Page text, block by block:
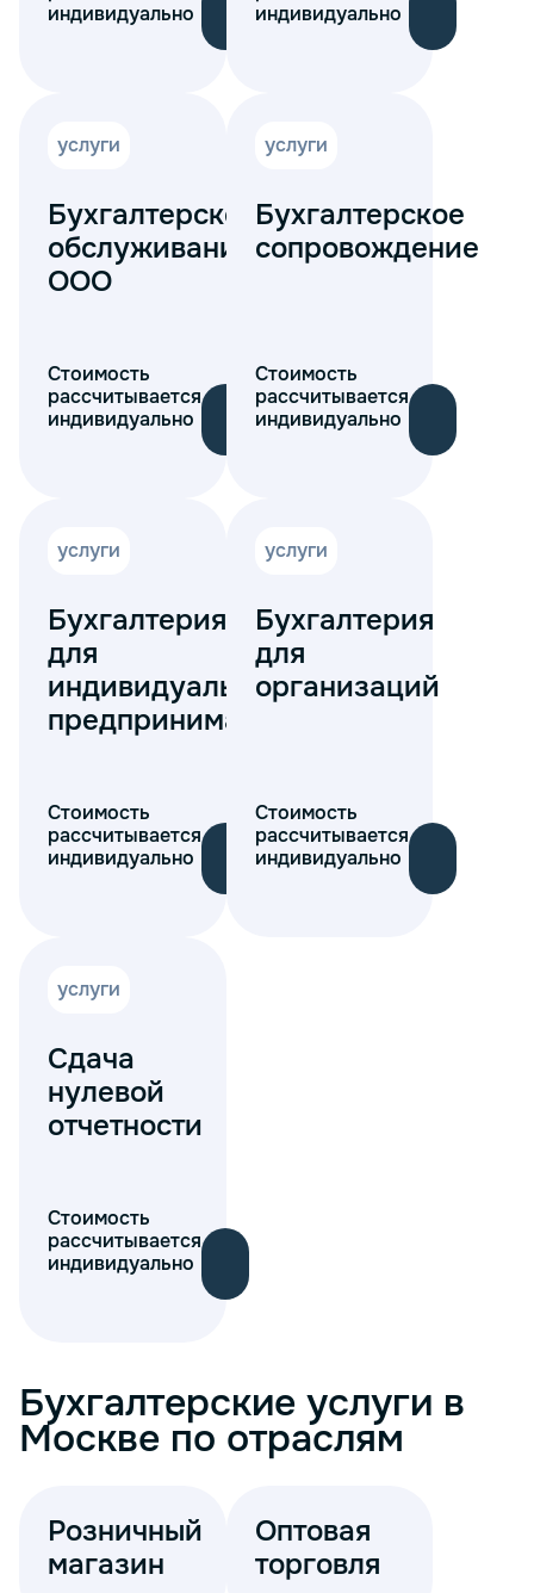
индивидуально
индивидуально
услуги
Бухгалтерское
обслуживание
ООО
Стоимость
рассчитывается
индивидуально
услуги
Бухгалтерское
сопровождение
Стоимость
рассчитывается
индивидуально
услуги
Бухгалтерия
для
индивидуальных
предпринимателей
Стоимость
рассчитывается
индивидуально
услуги
Бухгалтерия
для
организаций
Стоимость
рассчитывается
индивидуально
услуги
Сдача
нулевой
отчетности
Стоимость
рассчитывается
индивидуально
Бухгалтерские услуги в
Москве по отраслям
Розничный
магазин
Оптовая
торговля